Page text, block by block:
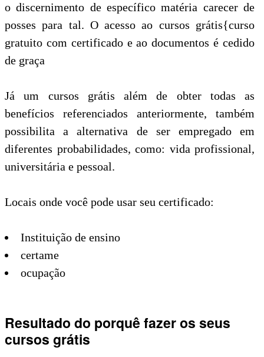
o discernimento de específico matéria carecer de
posses para tal. O acesso ao cursos grátis{curso
gratuito com certificado e ao documentos é cedido
de graça
Já um cursos grátis além de obter todas as
benefícios referenciados anteriormente, também
possibilita a alternativa de ser empregado em
diferentes probabilidades, como: vida profissional,
universitária e pessoal.
Locais onde você pode usar seu certificado:
Instituição de ensino
certame
ocupação
Resultado do porquê fazer os seus
cursos grátis